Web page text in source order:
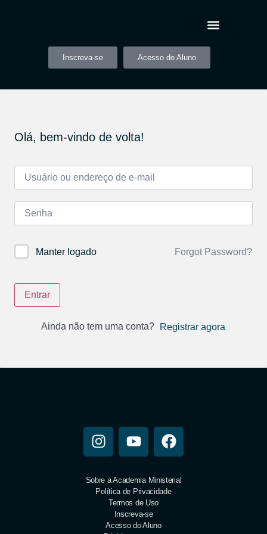
Inscreva-se Acesso do Aluno
Olá, bem-vindo de volta!
Manter logado Forgot Password?
Entrar
Ainda não tem uma conta? Registrar agora
Sobre a Academia Ministerial
Política de Privacidade
Termos de Uso
Inscreva-se
Acesso do Aluno